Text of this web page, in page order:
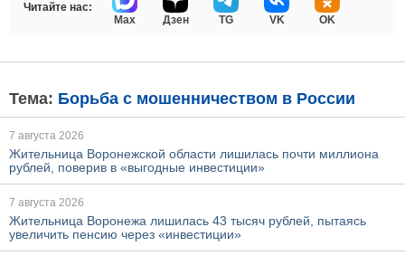
Читайте нас:
Max
Дзен TG VK OK
Тема: Борьба с мошенничеством в России
7 августа 2026
Жительница Воронежской области лишилась почти миллиона
рублей, поверив в «выгодные инвестиции»
7 августа 2026
Жительница Воронежа лишилась 43 тысяч рублей, пытаясь
увеличить пенсию через «инвестиции»